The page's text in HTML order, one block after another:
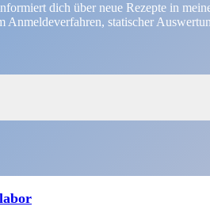
dich über neue Rezepte in
Anmeldeverfahren, statischer